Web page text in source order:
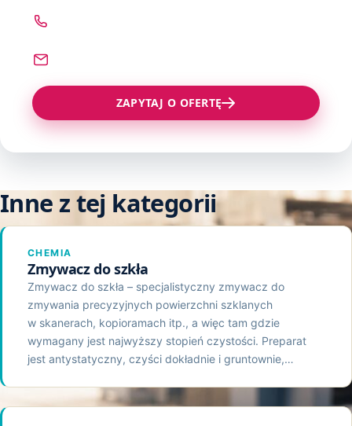
Klej Montażowy
ZAPYTAJ O OFERTĘ
Inne z tej kategorii
CHEMIA
Zmywacz do szkła
Zmywacz do szkła – specjalistyczny zmywacz do
zmywania precyzyjnych powierzchni szklanych
w skanerach, kopioramach itp., a więc tam gdzie
wymagany jest najwyższy stopień czystości. Preparat
jest antystatyczny, czyści dokładnie i gruntownie,…